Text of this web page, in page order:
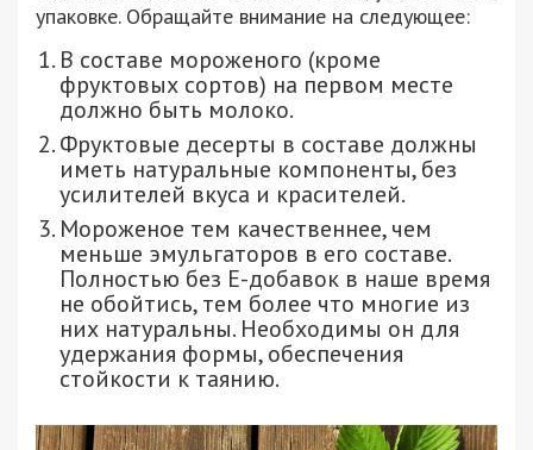
упаковке. Обращайте внимание на следующее:
В составе мороженого (кроме
фруктовых сортов) на первом месте
должно быть молоко.
Фруктовые десерты в составе должны
иметь натуральные компоненты, без
усилителей вкуса и красителей.
Мороженое тем качественнее, чем
меньше эмульгаторов в его составе.
Полностью без Е-добавок в наше время
не обойтись, тем более что многие из
них натуральны. Необходимы он для
удержания формы, обеспечения
стойкости к таянию.